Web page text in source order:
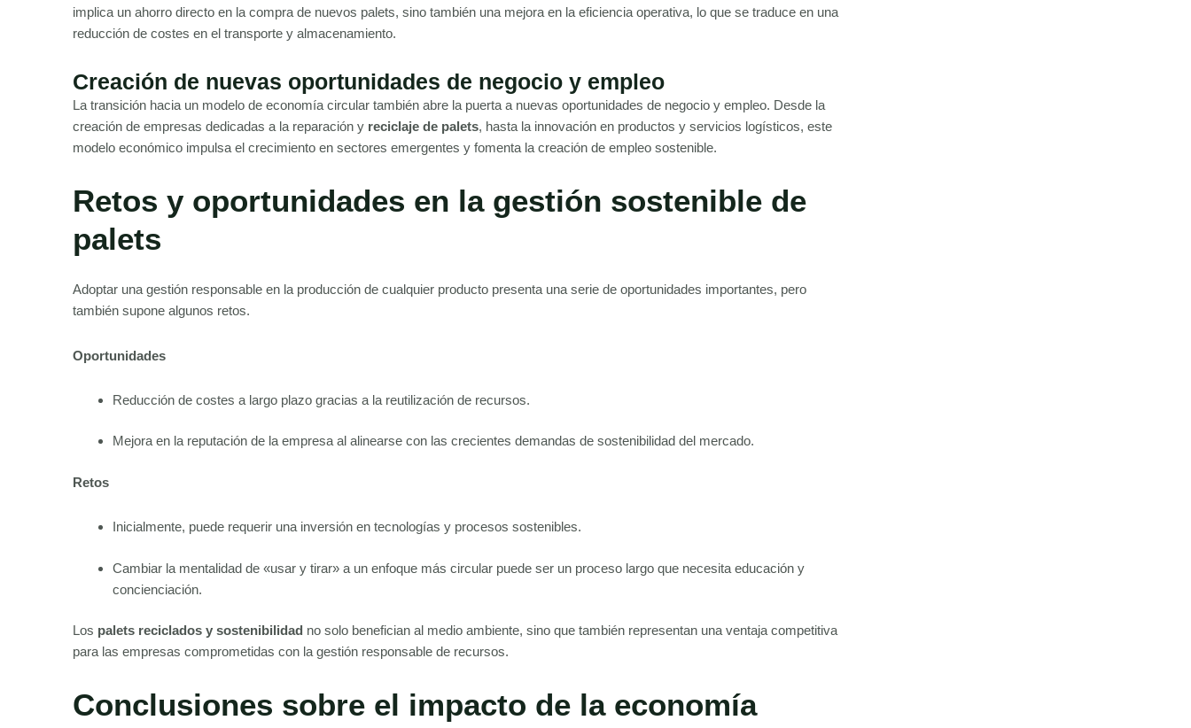
implica un ahorro directo en la compra de nuevos palets, sino también una mejora en la eficiencia operativa, lo que se traduce en una
reducción de costes en el transporte y almacenamiento.
Creación de nuevas oportunidades de negocio y empleo
La transición hacia un modelo de economía circular también abre la puerta a nuevas oportunidades de negocio y empleo. Desde la
creación de empresas dedicadas a la reparación y reciclaje de palets, hasta la innovación en productos y servicios logísticos, este
modelo económico impulsa el crecimiento en sectores emergentes y fomenta la creación de empleo sostenible.
Retos y oportunidades en la gestión sostenible de
palets
Adoptar una gestión responsable en la producción de cualquier producto presenta una serie de oportunidades importantes, pero
también supone algunos retos.
Oportunidades
Reducción de costes a largo plazo gracias a la reutilización de recursos.
Mejora en la reputación de la empresa al alinearse con las crecientes demandas de sostenibilidad del mercado.
Retos
Inicialmente, puede requerir una inversión en tecnologías y procesos sostenibles.
Cambiar la mentalidad de «usar y tirar» a un enfoque más circular puede ser un proceso largo que necesita educación y
concienciación.
Los palets reciclados y sostenibilidad no solo benefician al medio ambiente, sino que también representan una ventaja competitiva
para las empresas comprometidas con la gestión responsable de recursos.
Conclusiones sobre el impacto de la economía